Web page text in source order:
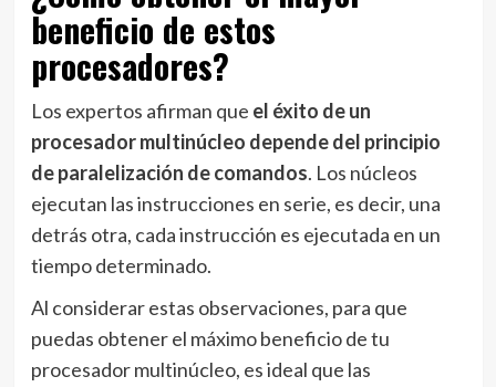
beneficio de estos
procesadores?
Los expertos afirman que el éxito de un
procesador multinúcleo depende del principio
de paralelización de comandos. Los núcleos
ejecutan las instrucciones en serie, es decir, una
detrás otra, cada instrucción es ejecutada en un
tiempo determinado.
Al considerar estas observaciones, para que
puedas obtener el máximo beneficio de tu
procesador multinúcleo, es ideal que las